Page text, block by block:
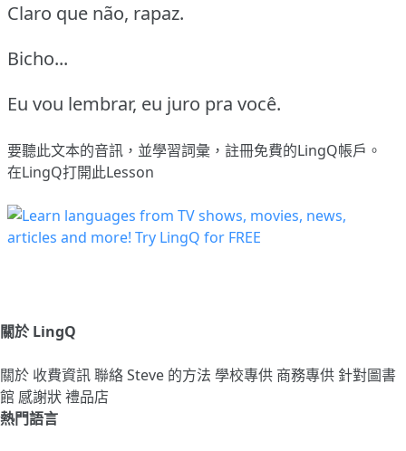
Claro que não, rapaz.
Bicho...
Eu vou lembrar, eu juro pra você.
要聽此文本的音訊，並學習詞彙， 註冊免費的LingQ帳戶。
在LingQ打開此Lesson
關於 LingQ
關於 收費資訊聯絡Steve 的方法 學校專供 商務專供 針對圖書
館 感謝狀禮品店
熱門語言